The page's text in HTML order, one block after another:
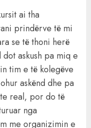
ai tha
prindërve të mi
se të thoni herë
askush pa miq e
tim e të kolegëve
askënd dhe pa
real, por do të
nga
me organizimin e